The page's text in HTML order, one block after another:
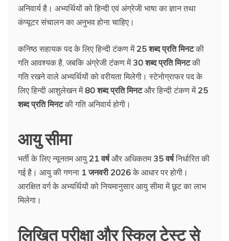
अनिवार्य है। अभ्यर्थियों को हिन्दी एवं अंग्रेजी भाषा का ज्ञान तथा
कंप्यूटर संचालन का अनुभव होना चाहिए।
कनिष्ठ सहायक पद के लिए हिन्दी टंकण में 25 शब्द प्रति मिनटकी
गति आवश्यक है, जबकि अंग्रेजी टंकण में 30 शब्द प्रति मिनटकी
गति रखने वाले अभ्यर्थियों को वरीयता मिलेगी। स्टेनोग्राफर पद के
लिए हिन्दी आशुलेखन में80 शब्द प्रति मिनटऔर हिन्दी टंकण में 25
शब्द प्रति मिनटकी गति अनिवार्य होगी।
आयु सीमा
भर्ती के लिए न्यूनतम आयु 21 वर्षऔर अधिकतम 35 वर्षनिर्धारित की
गई है। आयु की गणना 1 जनवरी 2026के आधार पर होगी।
आरक्षित वर्ग के अभ्यर्थियों को नियमानुसार आयु सीमा में छूट का लाभ
मिलेगा।
लिखित परीक्षा और स्किल टेस्ट से